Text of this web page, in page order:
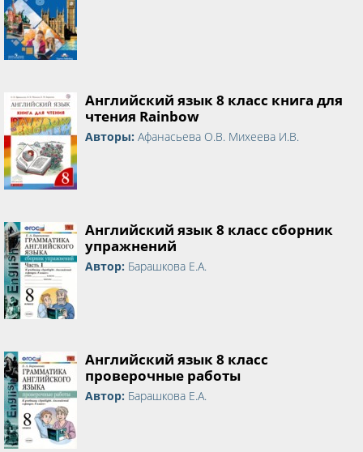
Английский язык 8 класс книга для
чтения Rainbow
Авторы: Афанасьева О.В. Михеева И.В.
Английский язык 8 класс сборник
упражнений
Автор: Барашкова Е.А.
Английский язык 8 класс
проверочные работы
Автор: Барашкова Е.А.